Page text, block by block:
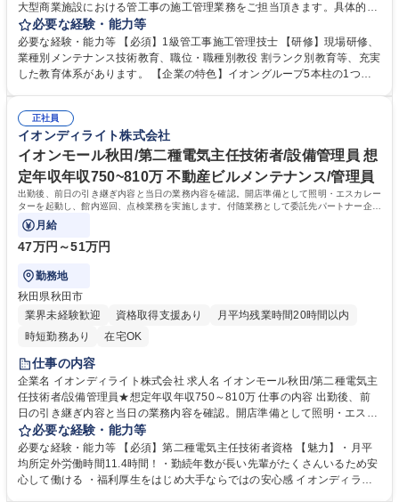
大型商業施設における管工事の施工管理業務をご担当頂きます。具体的に
は、東日本の各地の施工受託案件を担当いただきゼネコン、施工業者との
折衝、現地での作業管理等を行っていただきます。 ■当社はビルメンテナ
ンス業界売上Ｎｏ.１！今後はアジアＮｏ.１を目指 し、この分野で培った
ノウハウで最先端の技術開発に取り組んでいます。 ※55歳以上の方は入
断 変更範囲：当社業務全般 募集職種 【大阪】施工管理[一級管工事施工管
理技士] ～残業少/安定成長/イオンG～
必要な経験・能力等
必要な経験・能力等 【必須】1級管工事施工管理技士 【研修】現場研修、
業種別メンテナンス技術教育、職位・職種別教役 割ランク別教育等、充実
した教育体系があります。 【企業の特色】イオングループ5本柱の1つで
プからの安定した受注で2020 年以降も成長が見込める事業内容となって
おります。 学歴・資格 学歴：大学院 大学 高専 短大 専修学校 高校 語学
力： 資格：1級管工事施工管理技士
正社員
イオンディライト株式会社
イオンモール秋田/第二種電気主任技術者/設備管理員 想
定年収年収750~810万 不動産ビルメンテナンス/管理員
出勤後、前日の引き継ぎ内容と当日の業務内容を確認。開店準備として照明・エスカレー
ターを起動し、館内巡回、点検業務を実施します。付随業務として委託先パートナー企業
の作業立ち合い、修繕見積の作成・発注処
月給
47万円～51万円
勤務地
秋田県秋田市
業界未経験歓迎
資格取得支援あり
月平均残業時間20時間以内
時短勤務あり
在宅OK
仕事の内容
企業名 イオンディライト株式会社 求人名 イオンモール秋田/第二種電気主
任技術者/設備管理員★想定年収年収750～810万 仕事の内容 出勤後、前
日の引き継ぎ内容と当日の業務内容を確認。開店準備として照明・エスカ
レーターを起動し、館内巡回、点検業務を実施します。付随業務として委
託先パートナー企業の作業立ち合い、修繕見積の作成・発注処 理などの事
務業務を行います。 【設備関連業務】修繕／改善提案、修理対応（委託パ
ートナー企業への依頼、立ち合い）・空調管理・照明管理・排水設備管理
必要な経験・能力等
必要な経験・能力等 【必須】第二種電気主任技術者資格 【魅力】・月平
均所定外労働時間11.4時間！・勤続年数が長い先輩がたくさんいるため安
心して働ける ・福利厚生をはじめ大手ならではの安心感 イオンディライ